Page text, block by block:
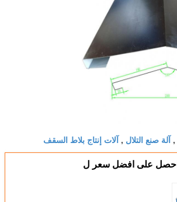
, آلة صنع التلال , آلات إنتاج بلاط السقف
احصل على افضل سعر ل